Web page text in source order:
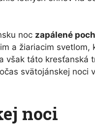
noc zapálené
a žiariacim svetlom,
však táto kresťanská
svätojánskej noci
noci